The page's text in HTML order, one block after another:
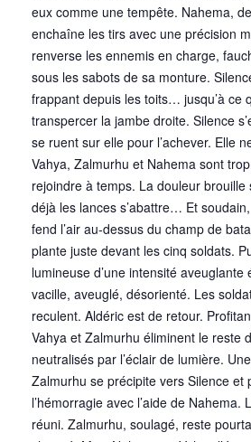
eux comme une tempête. Nahema,
enchaîne les tirs avec une précision
renverse les ennemis en charge,
sous les sabots de sa monture.
frappant depuis les toits… jusqu’à ce
transpercer la jambe droite. Silence
se ruent sur elle pour l’achever. Elle
Vahya, Zalmurhu et Nahema sont
rejoindre à temps. La douleur brouille
déjà les lances s’abattre… Et
fend l’air au-dessus du champ de
plante juste devant les cinq soldats.
lumineuse d’une intensité
vacille, aveuglé, désorienté. Les
reculent. Aldéric est de retour.
Vahya et Zalmurhu éliminent le reste
neutralisés par l’éclair de lumière.
Zalmurhu se précipite vers Silence et
l’hémorragie avec l’aide de Nahema.
réuni. Zalmurhu, soulagé, reste